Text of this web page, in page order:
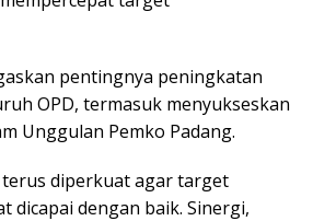
pentingnya peningkatan
OPD, termasuk menyukseskan
Unggulan Pemko Padang.
terus diperkuat agar target
dicapai dengan baik. Sinergi,